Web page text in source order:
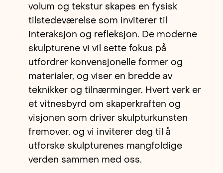
volum og tekstur skapes en fysisk
tilstedeværelse som inviterer til
interaksjon og refleksjon. De moderne
skulpturene vi vil sette fokus på
utfordrer konvensjonelle former og
materialer, og viser en bredde av
teknikker og tilnærminger. Hvert verk er
et vitnesbyrd om skaperkraften og
visjonen som driver skulpturkunsten
fremover, og vi inviterer deg til å
utforske skulpturenes mangfoldige
verden sammen med oss.